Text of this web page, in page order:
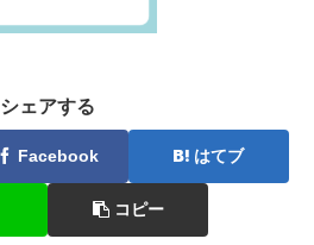
シェアする
Facebook はてブ
コピー